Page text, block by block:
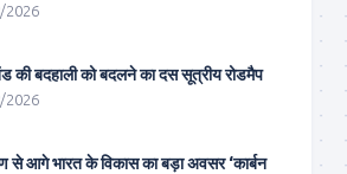
2026
की बदहाली को बदलने का दस सूत्रीय रोडमैप
2026
से आगे भारत के विकास का बड़ा अवसर ‘कार्बन